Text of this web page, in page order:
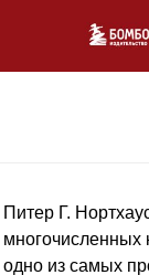
Питер Г.
многочисленных
одно из самых